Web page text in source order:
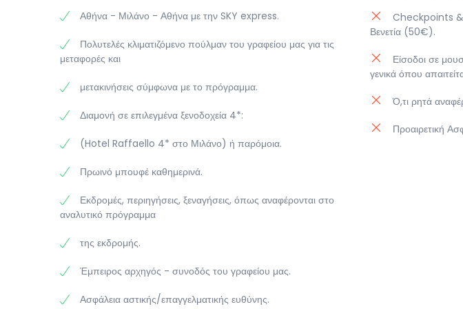
της επιστροφής.
Αθήνα - Μιλάνο - Αθήνα με την SKY express.
Πολυτελές κλιματιζόμενο πούλμαν του γραφείου μας για τις
μεταφορές και
μετακινήσεις σύμφωνα με το πρόγραμμα.
Διαμονή σε επιλεγμένα ξενοδοχεία 4*:
(Hotel Raffaello 4* στο Μιλάνο) ή παρόμοια.
Πρωινό μπουφέ καθημερινά.
Εκδρομές, περιηγήσεις, ξεναγήσεις, όπως αναφέρονται στο
αναλυτικό πρόγραμμα
της εκδρομής.
Έμπειρος αρχηγός - συνοδός του γραφείου μας.
Ασφάλεια αστικής/επαγγελματικής ευθύνης.
Checkpoints &
Βενετία (50€).
Είσοδοι σε
γενικά όπου
Ό,τι ρητά
Προαιρετική